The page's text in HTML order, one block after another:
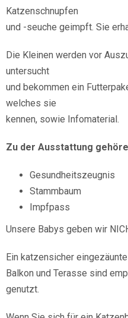
Katzenschnupfen
und -seuche geimpft. Sie
Die Kleinen werden vor
untersucht
und bekommen ein
welches sie
kennen, sowie Infomaterial.
Zu der Ausstattung
Gesundheitszeugnis
Stammbaum
Impfpass
Unsere Babys geben wir
Ein katzensicher
Balkon und Terasse sind
genutzt.